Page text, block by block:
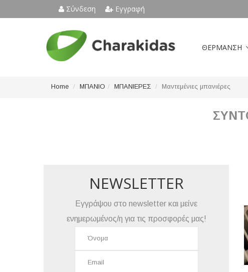
Σύνδεση Εγγραφή
ΘΕΡΜΑΝΣΗ
Home ΜΠΑΝΙΟ ΜΠΑΝΙΕΡΕΣ Μαντεμένιες μπανιέρες
NEWSLETTER
Εγγράψου στο newsletter και μείνε
ενημερωμένος/η για τις προσφορές μας!